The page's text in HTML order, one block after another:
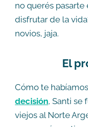
no querés
disfrutar de la
novios, jaja.
El
Cómo te
decisión, Santi se
viejos al Norte